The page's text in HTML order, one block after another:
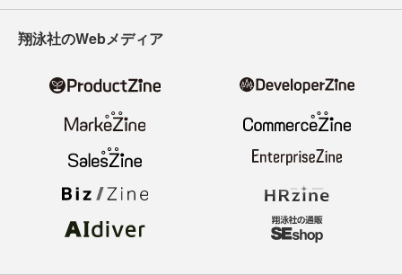
翔泳社のWebメディア